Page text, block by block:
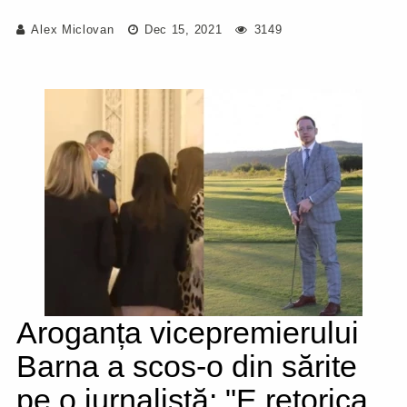
Alex Miclovan Dec 15, 2021 3149
Aroganța vicepremierului
Barna a scos-o din sărite
pe o jurnalistă: "E retorica